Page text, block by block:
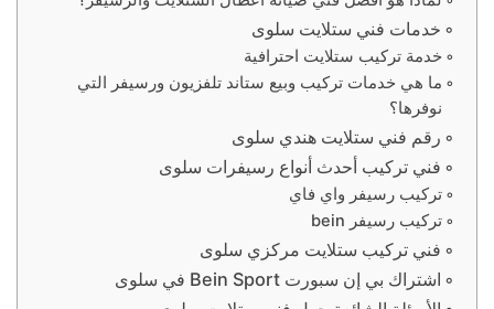
خدمات فني ستلايت سلوى
خدمة تركيب ستلايت احترافية
ما هي خدمات تركيب وبيع ستاند تلفزيون ورسيفر التي
نوفرها؟
رقم فني ستلايت هندي سلوى
فني تركيب أحدث أنواع رسيفرات سلوى
تركيب رسيفر واي فاي
تركيب رسيفر bein
فني تركيب ستلايت مركزي سلوى
اشتراك بي إن سبورت Bein Sport في سلوى